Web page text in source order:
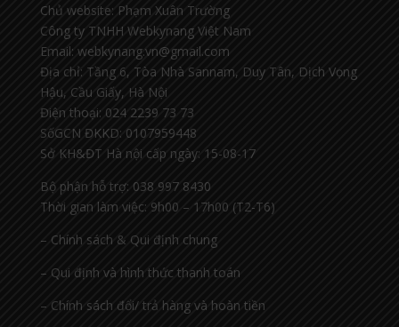
Chủ website: Phạm Xuân Trường
Công ty TNHH Webkynang Việt Nam
Email: webkynang.vn@gmail.com
Địa chỉ: Tầng 6, Tòa Nhà Sannam, Duy Tân, Dịch Vọng
Hậu, Cầu Giấy, Hà Nội
Điện thoại: 024 2239 73 73
SốGCN ĐKKD: 0107959448
Sở KH&ĐT Hà nội cấp ngày: 15-08-17
Bộ phận hỗ trợ: 038 997 8430
Thời gian làm việc: 9h00 – 17h00 (T2-T6)
– Chính sách & Qui định chung
– Qui định và hình thức thanh toán
– Chính sách đổi/ trả hàng và hoàn tiền